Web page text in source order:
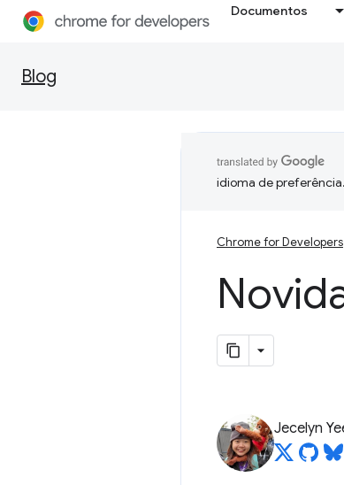
Documentos
Blog
idioma de
Chrome for Developers
Jecelyn